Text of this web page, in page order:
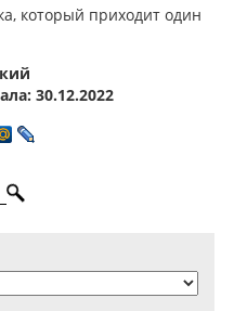
который приходит один
30.12.2022